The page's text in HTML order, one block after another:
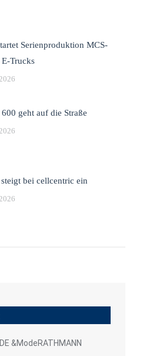
Serienproduktion MCS-
Trucks
600 geht auf die Straße
bei cellcentric ein